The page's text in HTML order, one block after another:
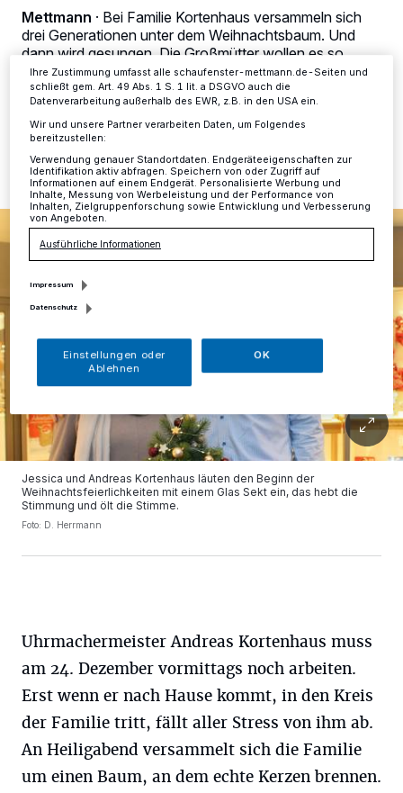
Mettmann · Bei Familie Kortenhaus versammeln sich
drei Generationen unter dem Weihnachtsbaum. Und
dann wird gesungen. Die Großmütter wollen es so.
02.12.2022 , 11:41 Uhr Eine Minute Lesezeit
Jessica und Andreas Kortenhaus läuten den Beginn der
Weihnachtsfeierlichkeiten mit einem Glas Sekt ein, das hebt die
Stimmung und ölt die Stimme.
Foto: D. Herrmann
Uhrmachermeister Andreas Kortenhaus muss
am 24. Dezember vormittags noch arbeiten.
Erst wenn er nach Hause kommt, in den Kreis
der Familie tritt, fällt aller Stress von ihm ab.
An Heiligabend versammelt sich die Familie
um einen Baum, an dem echte Kerzen brennen.
Einstellungen oder Ablehnen am unteren Rand der Webseite klicken.
Ihre Einstellungen gelten innerhalb unseres Website. Weitere
Informationen finden Sie in unserer Datenschutzerklärung.
Ihre Zustimmung umfasst alle schaufenster-mettmann.de-Seiten und
schließt gem. Art. 49 Abs. 1 S. 1 lit. a DSGVO auch die
Datenverarbeitung außerhalb des EWR, z.B. in den USA ein.
Wir und unsere Partner verarbeiten Daten, um Folgendes
bereitzustellen:
Verwendung genauer Standortdaten. Endgeräteeigenschaften zur
Identifikation aktiv abfragen. Speichern von oder Zugriff auf
Informationen auf einem Endgerät. Personalisierte Werbung und
Inhalte, Messung von Werbeleistung und der Performance von
Inhalten, Zielgruppenforschung sowie Entwicklung und Verbesserung
von Angeboten.
Ausführliche Informationen
Impressum
Datenschutz
Einstellungen oder
Ablehnen
OK